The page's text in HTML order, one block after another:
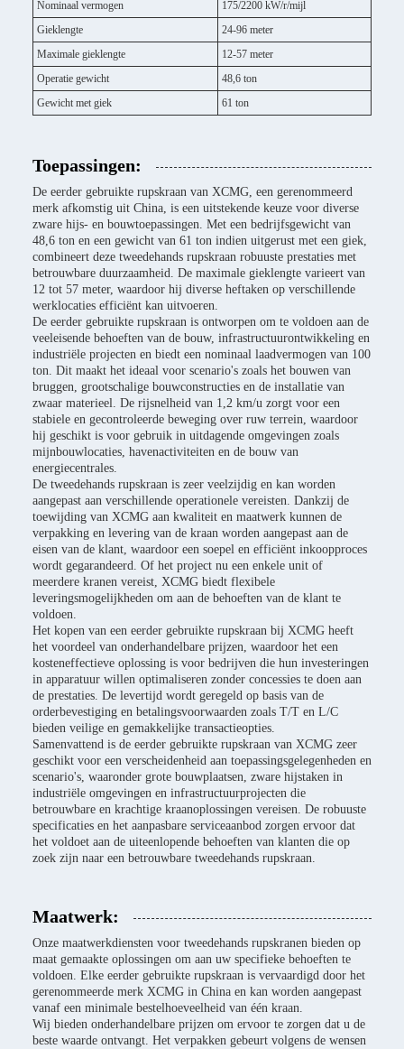
Nominaal vermogen
175/2200 kW/r/mijl
Gieklengte
24-96 meter
Maximale gieklengte
12-57 meter
Operatie gewicht
48,6 ton
Gewicht met giek
61 ton
Toepassingen:
De eerder gebruikte rupskraan van XCMG, een gerenommeerd
merk afkomstig uit China, is een uitstekende keuze voor diverse
zware hijs- en bouwtoepassingen. Met een bedrijfsgewicht van
48,6 ton en een gewicht van 61 ton indien uitgerust met een giek,
combineert deze tweedehands rupskraan robuuste prestaties met
betrouwbare duurzaamheid. De maximale gieklengte varieert van
12 tot 57 meter, waardoor hij diverse heftaken op verschillende
werklocaties efficiënt kan uitvoeren.
De eerder gebruikte rupskraan is ontworpen om te voldoen aan de
veeleisende behoeften van de bouw, infrastructuurontwikkeling en
industriële projecten en biedt een nominaal laadvermogen van 100
ton. Dit maakt het ideaal voor scenario's zoals het bouwen van
bruggen, grootschalige bouwconstructies en de installatie van
zwaar materieel. De rijsnelheid van 1,2 km/u zorgt voor een
stabiele en gecontroleerde beweging over ruw terrein, waardoor
hij geschikt is voor gebruik in uitdagende omgevingen zoals
mijnbouwlocaties, havenactiviteiten en de bouw van
energiecentrales.
De tweedehands rupskraan is zeer veelzijdig en kan worden
aangepast aan verschillende operationele vereisten. Dankzij de
toewijding van XCMG aan kwaliteit en maatwerk kunnen de
verpakking en levering van de kraan worden aangepast aan de
eisen van de klant, waardoor een soepel en efficiënt inkoopproces
wordt gegarandeerd. Of het project nu een enkele unit of
meerdere kranen vereist, XCMG biedt flexibele
leveringsmogelijkheden om aan de behoeften van de klant te
voldoen.
Het kopen van een eerder gebruikte rupskraan bij XCMG heeft
het voordeel van onderhandelbare prijzen, waardoor het een
kosteneffectieve oplossing is voor bedrijven die hun investeringen
in apparatuur willen optimaliseren zonder concessies te doen aan
de prestaties. De levertijd wordt geregeld op basis van de
orderbevestiging en betalingsvoorwaarden zoals T/T en L/C
bieden veilige en gemakkelijke transactieopties.
Samenvattend is de eerder gebruikte rupskraan van XCMG zeer
geschikt voor een verscheidenheid aan toepassingsgelegenheden en
scenario's, waaronder grote bouwplaatsen, zware hijstaken in
industriële omgevingen en infrastructuurprojecten die
betrouwbare en krachtige kraanoplossingen vereisen. De robuuste
specificaties en het aanpasbare serviceaanbod zorgen ervoor dat
het voldoet aan de uiteenlopende behoeften van klanten die op
zoek zijn naar een betrouwbare tweedehands rupskraan.
Maatwerk:
Onze maatwerkdiensten voor tweedehands rupskranen bieden op
maat gemaakte oplossingen om aan uw specifieke behoeften te
voldoen. Elke eerder gebruikte rupskraan is vervaardigd door het
gerenommeerde merk XCMG in China en kan worden aangepast
vanaf een minimale bestelhoeveelheid van één kraan.
Wij bieden onderhandelbare prijzen om ervoor te zorgen dat u de
beste waarde ontvangt. Het verpakken gebeurt volgens de wensen